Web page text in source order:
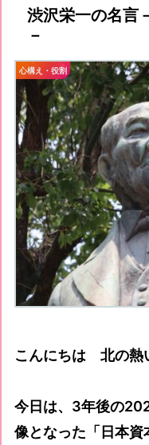
渋沢栄一の名言
－
心構え・役割
こんにちは 北の熱
今日は、3年後の
像となった「日本